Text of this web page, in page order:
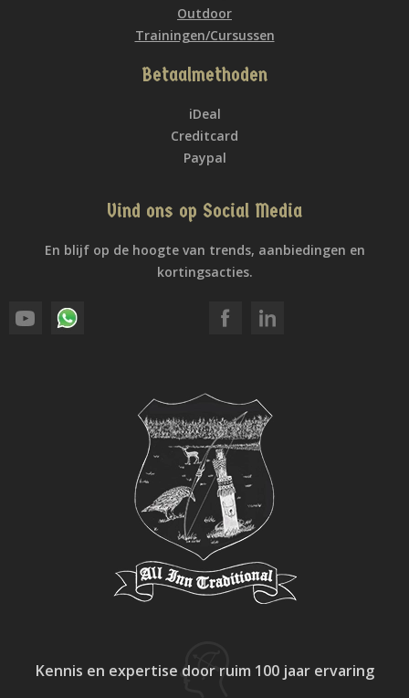
Outdoor
Trainingen/Cursussen
Betaalmethoden
iDeal
Creditcard
Paypal
Vind ons op Social Media
En blijf op de hoogte van trends, aanbiedingen en
kortingsacties.
Kennis en expertise door ruim 100 jaar ervaring